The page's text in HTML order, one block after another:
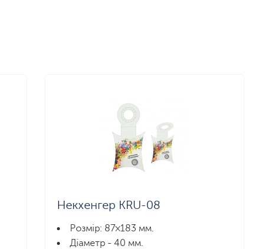
Некхенгер KRU-08
Розмір: 87×183 мм.
Діаметр - 40 мм.